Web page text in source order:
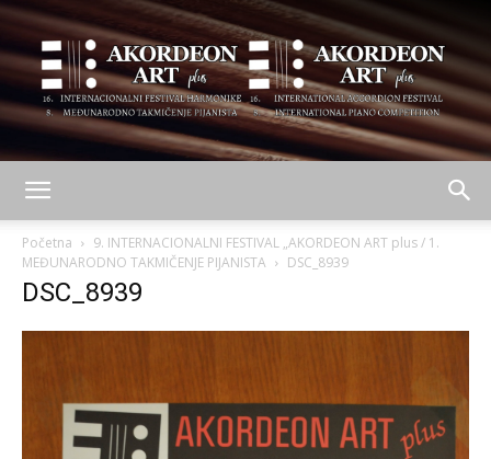
plus
Početna
9. INTERNACIONALNI FESTIVAL „AKORDEON ART plus / 1.
MEĐUNARODNO TAKMIČENJE PIJANISTA
DSC_8939
DSC_8939